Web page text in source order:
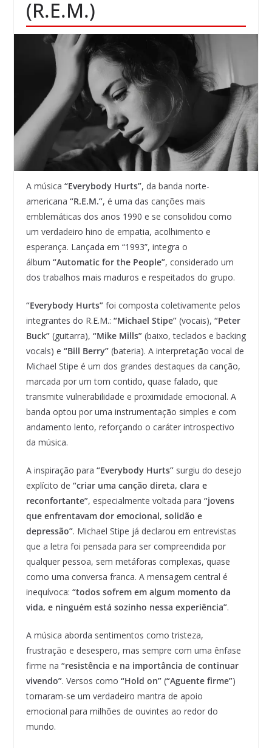
(R.E.M.)
A música “Everybody Hurts”, da banda norte-
americana “R.E.M.”, é uma das canções mais
emblemáticas dos anos 1990 e se consolidou como
um verdadeiro hino de empatia, acolhimento e
esperança. Lançada em “1993”, integra o
álbum “Automatic for the People”, considerado um
dos trabalhos mais maduros e respeitados do grupo.
“Everybody Hurts”foi composta coletivamente pelos
integrantes do R.E.M.: “Michael Stipe”(vocais), “Peter
Buck”(guitarra), “Mike Mills”(baixo, teclados e backing
vocals) e “Bill Berry”(bateria). A interpretação vocal de
Michael Stipe é um dos grandes destaques da canção,
marcada por um tom contido, quase falado, que
transmite vulnerabilidade e proximidade emocional. A
banda optou por uma instrumentação simples e com
andamento lento, reforçando o caráter introspectivo
da música.
A inspiração para “Everybody Hurts”surgiu do desejo
explícito de “criar uma canção direta, clara e
reconfortante”, especialmente voltada para “jovens
que enfrentavam dor emocional, solidão e
depressão”. Michael Stipe já declarou em entrevistas
que a letra foi pensada para ser compreendida por
qualquer pessoa, sem metáforas complexas, quase
como uma conversa franca. A mensagem central é
inequívoca: “todos sofrem em algum momento da
vida, e ninguém está sozinho nessa experiência”.
A música aborda sentimentos como tristeza,
frustração e desespero, mas sempre com uma ênfase
firme na “resistência e na importância de continuar
vivendo”. Versos como “Hold on”(“Aguente firme”)
tornaram-se um verdadeiro mantra de apoio
emocional para milhões de ouvintes ao redor do
mundo.